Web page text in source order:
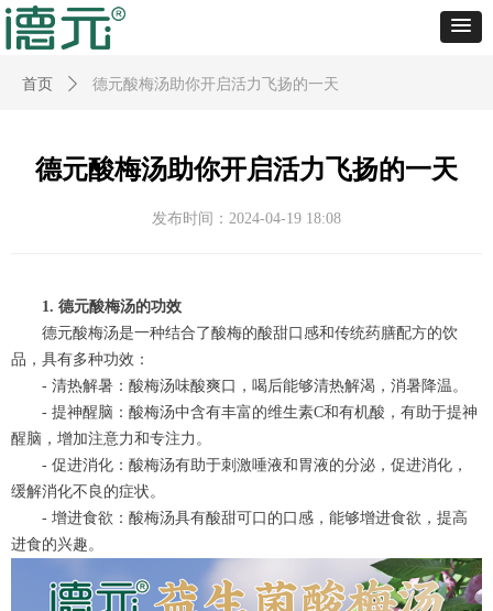
首页 ꄲ 德元酸梅汤助你开启活力飞扬的一天
德元酸梅汤助你开启活力飞扬的一天
1. 德元酸梅汤的功效
德元酸梅汤是一种结合了酸梅的酸甜口感和传统药膳配方的饮
品，具有多种功效：
- 清热解暑：酸梅汤味酸爽口，喝后能够清热解渴，消暑降温。
- 提神醒脑：酸梅汤中含有丰富的维生素C和有机酸，有助于提神
醒脑，增加注意力和专注力。
- 促进消化：酸梅汤有助于刺激唾液和胃液的分泌，促进消化，
缓解消化不良的症状。
- 增进食欲：酸梅汤具有酸甜可口的口感，能够增进食欲，提高
进食的兴趣。
发布时间： 2024-04-19 18:08